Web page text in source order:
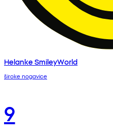
Helanke SmileyWorld
široke nogavice
9